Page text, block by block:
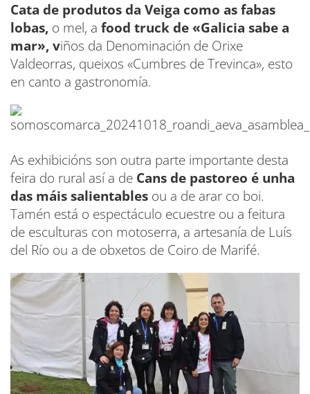
Cata de produtos da Veiga como as fabas
lobas, o mel, a food truck de «Galicia sabe a
mar», viños da Denominación de Orixe
Valdeorras, queixos «Cumbres de Trevinca», esto
en canto a gastronomía.
As exhibicións son outra parte importante desta
feira do rural así a de Cans de pastoreo é unha
das máis salientables ou a de arar co boi.
Tamén está o espectáculo ecuestre ou a feitura
de esculturas con motoserra, a artesanía de Luís
del Río ou a de obxetos de Coiro de Marifé.